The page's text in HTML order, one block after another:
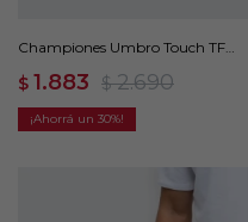
Championes Umbro Touch TF
$ 1.883 $ 2.690
30